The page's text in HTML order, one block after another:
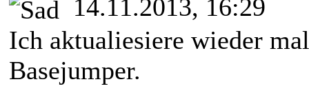
14.11.2013, 16:29
Ich aktualiesiere wieder
Basejumper.